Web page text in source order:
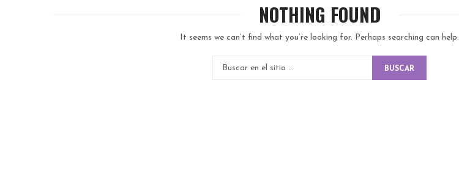
NOTHING FOUND
It seems we can’t find what you’re looking for. Perhaps searching can help.
BUSCAR